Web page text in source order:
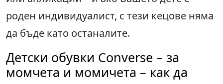
роден индивидуалист, с тези кецове няма
да бъде като останалите.
Детски обувки Converse – за
момчета и момичета – как да